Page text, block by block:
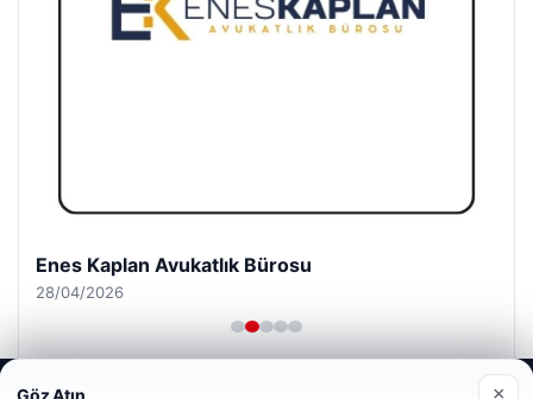
Enes Kaplan Avukatlık Bürosu
28/04/2026
Web sitemizi nasıl kullandığınızı daha iyi anlayabilmek,
Göz Atın ×